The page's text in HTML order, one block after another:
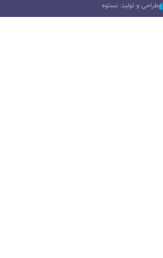
طراحی و تولید: نستوه